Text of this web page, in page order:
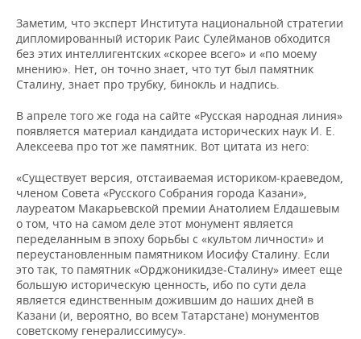
Заметим, что эксперт Института национальной стратегии
дипломированный историк Раис Сулейманов обходится
без этих интеллигентских «скорее всего» и «по моему
мнению». Нет, он точно знает, что тут был памятник
Сталину, знает про трубку, бинокль и надпись.
В апреле того же года на сайте «Русская народная линия»
появляется материал кандидата исторических наук И. Е.
Алексеева про тот же памятник. Вот цитата из него:
«Существует версия, отстаиваемая историком-краеведом,
членом Совета «Русского Собрания города Казани»,
лауреатом Макарьевской премии Анатолием Елдашевым
о том, что на самом деле этот монумент является
переделанным в эпоху борьбы с «культом личности» и
переустановленным памятником Иосифу Сталину. Если
это так, то памятник «Орджоникидзе-Сталину» имеет еще
большую историческую ценность, ибо по сути дела
является единственным дожившим до наших дней в
Казани (и, вероятно, во всем Татарстане) монументов
советскому генералиссимусу».